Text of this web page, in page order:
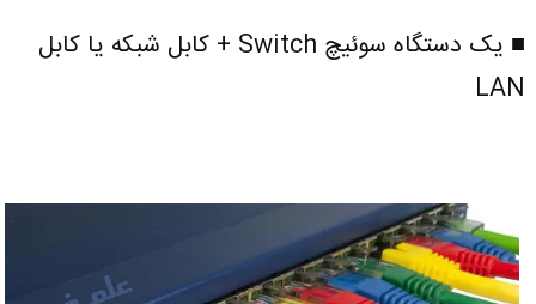
■ یک دستگاه سوئیچ Switch + کابل شبکه یا کابل
LAN